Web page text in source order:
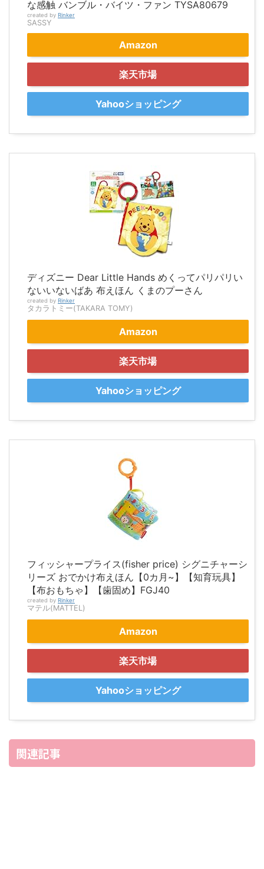
な感触 バンブル・バイツ・ファン TYSA80679
created by Rinker
SASSY
Amazon
楽天市場
Yahooショッピング
ディズニー Dear Little Hands めくってパリパリい
ないいないばあ 布えほん くまのプーさん
created by Rinker
タカラトミー(TAKARA TOMY)
Amazon
楽天市場
Yahooショッピング
フィッシャープライス(fisher price) シグニチャーシ
リーズ おでかけ布えほん【0カ月~】【知育玩具】
【布おもちゃ】【歯固め】FGJ40
created by Rinker
マテル(MATTEL)
Amazon
楽天市場
Yahooショッピング
関連記事